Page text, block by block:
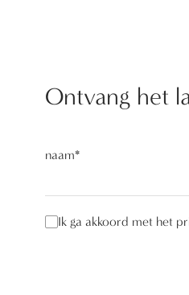
Ontvang het
naam*
Ik ga akkoord met het